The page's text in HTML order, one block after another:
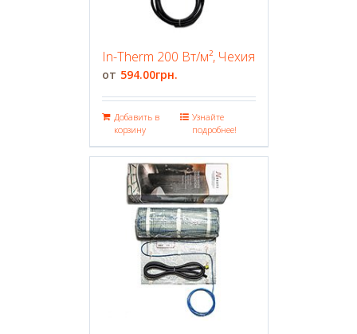
In-Therm 200 Вт/м², Чехия
594.00грн.
Добавить в
корзину
Узнайте
подробнее!